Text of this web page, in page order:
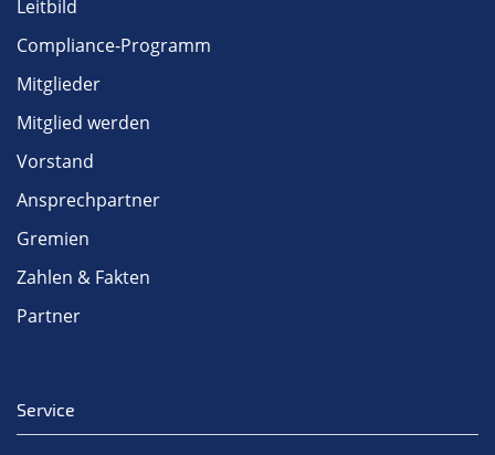
Leitbild
Compliance-Programm
Mitglieder
Mitglied werden
Vorstand
Ansprechpartner
Gremien
Zahlen & Fakten
Partner
Service